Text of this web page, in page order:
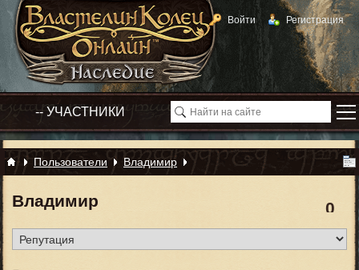
Войти Регистрация
Пользователи Владимир
0
Владимир